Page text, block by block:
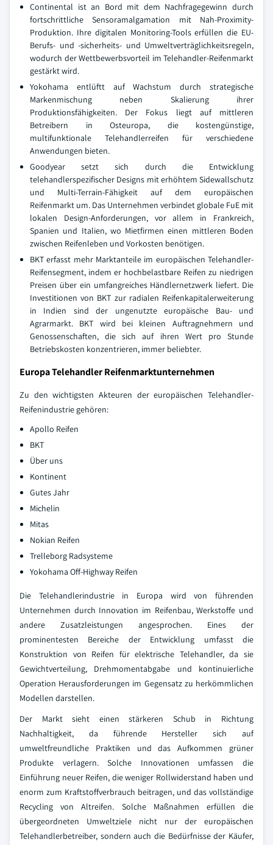
Continental ist an Bord mit dem Nachfragegewinn durch
fortschrittliche Sensoramalgamation mit Nah-Proximity-
Produktion. Ihre digitalen Monitoring-Tools erfüllen die EU-
Berufs- und -sicherheits- und Umweltverträglichkeitsregeln,
wodurch der Wettbewerbsvorteil im Telehandler-Reifenmarkt
gestärkt wird.
Yokohama entlüftt auf Wachstum durch strategische
Markenmischung neben Skalierung ihrer
Produktionsfähigkeiten. Der Fokus liegt auf mittleren
Betreibern in Osteuropa, die kostengünstige,
multifunktionale Telehandlerreifen für verschiedene
Anwendungen bieten.
Goodyear setzt sich durch die Entwicklung
telehandlerspezifischer Designs mit erhöhtem Sidewallschutz
und Multi-Terrain-Fähigkeit auf dem europäischen
Reifenmarkt um. Das Unternehmen verbindet globale FuE mit
lokalen Design-Anforderungen, vor allem in Frankreich,
Spanien und Italien, wo Mietfirmen einen mittleren Boden
zwischen Reifenleben und Vorkosten benötigen.
BKT erfasst mehr Marktanteile im europäischen Telehandler-
Reifensegment, indem er hochbelastbare Reifen zu niedrigen
Preisen über ein umfangreiches Händlernetzwerk liefert. Die
Investitionen von BKT zur radialen Reifenkapitalerweiterung
in Indien sind der ungenutzte europäische Bau- und
Agrarmarkt. BKT wird bei kleinen Auftragnehmern und
Genossenschaften, die sich auf ihren Wert pro Stunde
Betriebskosten konzentrieren, immer beliebter.
Europa Telehandler Reifenmarktunternehmen
Zu den wichtigsten Akteuren der europäischen Telehandler-
Reifenindustrie gehören:
Apollo Reifen
BKT
Über uns
Kontinent
Gutes Jahr
Michelin
Mitas
Nokian Reifen
Trelleborg Radsysteme
Yokohama Off-Highway Reifen
Die Telehandlerindustrie in Europa wird von führenden
Unternehmen durch Innovation im Reifenbau, Werkstoffe und
andere Zusatzleistungen angesprochen. Eines der
prominentesten Bereiche der Entwicklung umfasst die
Konstruktion von Reifen für elektrische Telehandler, da sie
Gewichtverteilung, Drehmomentabgabe und kontinuierliche
Operation Herausforderungen im Gegensatz zu herkömmlichen
Modellen darstellen.
Der Markt sieht einen stärkeren Schub in Richtung
Nachhaltigkeit, da führende Hersteller sich auf
umweltfreundliche Praktiken und das Aufkommen grüner
Produkte verlagern. Solche Innovationen umfassen die
Einführung neuer Reifen, die weniger Rollwiderstand haben und
enorm zum Kraftstoffverbrauch beitragen, und das vollständige
Recycling von Altreifen. Solche Maßnahmen erfüllen die
übergeordneten Umweltziele nicht nur der europäischen
Telehandlerbetreiber, sondern auch die Bedürfnisse der Käufer,